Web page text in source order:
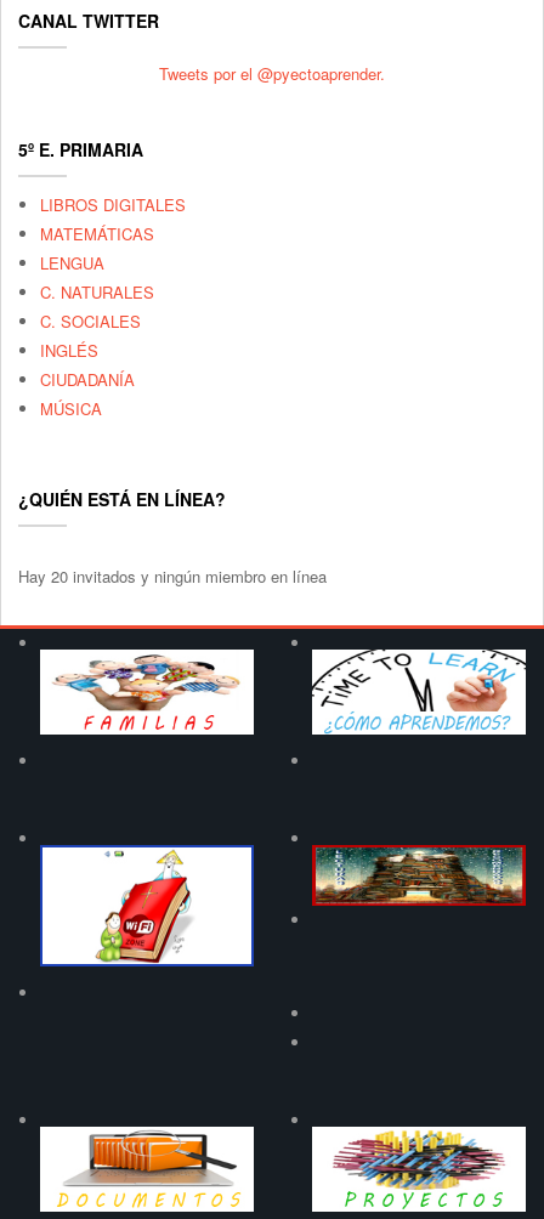
CANAL TWITTER
Tweets por el @pyectoaprender.
5º E. PRIMARIA
LIBROS DIGITALES
MATEMÁTICAS
LENGUA
C. NATURALES
C. SOCIALES
INGLÉS
CIUDADANÍA
MÚSICA
¿QUIÉN ESTÁ EN LÍNEA?
Hay 20 invitados y ningún miembro en línea